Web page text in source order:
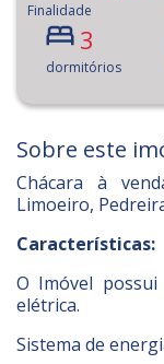
Finalidade
3
dormitórios
Sobre este
Chácara à
Limoeiro,
Características:
O Imóvel
elétrica.
Sistema de